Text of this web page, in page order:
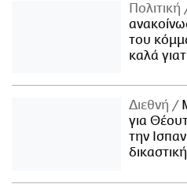
Πολιτική
του
καλά
Διεθνή
για
την